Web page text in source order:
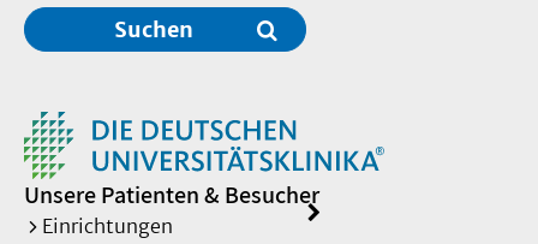
Suchen
Unsere Patienten & Besucher
Einrichtungen